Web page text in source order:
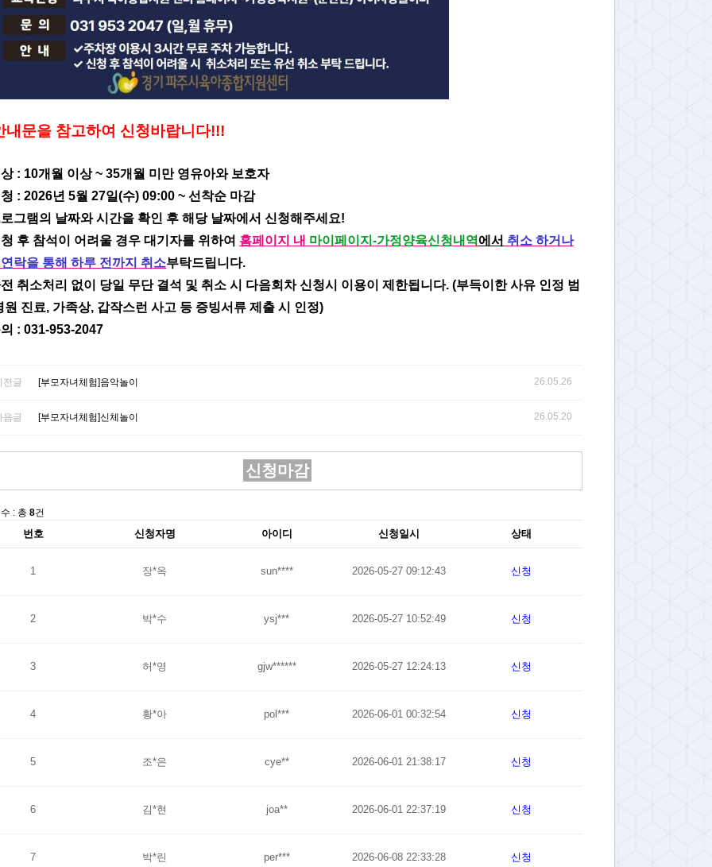
내문을 참고하여 신청바랍니다!!!
: 10개월 이상 ~ 35개월 미만 영유아와 보호자
: 2026년 5월 27일(수) 09:00 ~ 선착순 마감
그램의 날짜와 시간을 확인 후 해당 날짜에서 신청해주세요!
후 참석이 어려울 경우 대기자를 위하여 홈페이지 내 마이페이지-가정양육신청내역에서 취소 하거나
락을 통해 하루 전까지 취소부탁드립니다.
취소처리 없이 당일 무단 결석 및 취소 시 다음회차 신청시 이용이 제한됩니다. (부득이한 사유 인정 범
원 진료, 가족상, 갑작스런 사고 등 증빙서류 제출 시 인정)
: 031-953-2047
글 [부모자녀체험]음악놀이 26.05.26
글 [부모자녀체험]신체놀이 26.05.20
신청마감
: 총 8건
번호 신청자명 아이디 신청일시 상태
1 장*옥 sun**** 2026-05-27 09:12:43 신청
2 박*수 ysj*** 2026-05-27 10:52:49 신청
3 허*영 gjw****** 2026-05-27 12:24:13 신청
4 황*아 pol*** 2026-06-01 00:32:54 신청
5 조*은 cye** 2026-06-01 21:38:17 신청
6 김*현 joa** 2026-06-01 22:37:19 신청
7 박*린 per*** 2026-06-08 22:33:28 신청